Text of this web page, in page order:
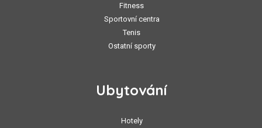
Fitness
Sportovní centra
Tenis
Ostatní sporty
Ubytování
Hotely